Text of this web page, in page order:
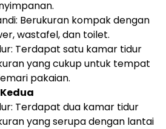
Berukuran kompak dengan
wastafel, dan toilet.
Terdapat satu kamar tidur
yang cukup untuk tempat
pakaian.
Terdapat dua kamar tidur
yang serupa dengan lantai